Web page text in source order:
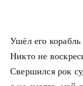
Ушёл его
Никто не
Свершился рок